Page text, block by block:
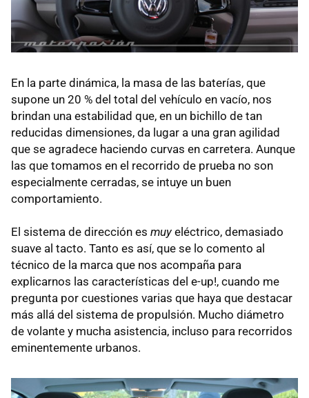
En la parte dinámica, la masa de las baterías, que
supone un 20 % del total del vehículo en vacío, nos
brindan una estabilidad que, en un bichillo de tan
reducidas dimensiones, da lugar a una gran agilidad
que se agradece haciendo curvas en carretera. Aunque
las que tomamos en el recorrido de prueba no son
especialmente cerradas, se intuye un buen
comportamiento.
El sistema de dirección es muyeléctrico, demasiado
suave al tacto. Tanto es así, que se lo comento al
técnico de la marca que nos acompaña para
explicarnos las características del e-up!, cuando me
pregunta por cuestiones varias que haya que destacar
más allá del sistema de propulsión. Mucho diámetro
de volante y mucha asistencia, incluso para recorridos
eminentemente urbanos.